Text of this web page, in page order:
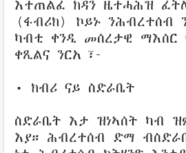
እተጠልፈ ክዳን ዜተሓሕዝ
(ፋብሪክ) ኮይኑ ንሕብረተሰብ
ካብቲ ቀንዲ መሰረታዊ ማእሰር
ቀጺልና ንርአ፣-
• ክብሪ ናይ ስድራቤት
ስድራቤት እታ ዝነኣሰት ካብ
እያ። ሕብረተሰብ ድማ